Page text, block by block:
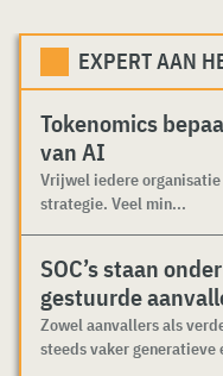
EXPERT AAN
Tokenomics
van AI
Vrijwel iedere
strategie. Veel min...
SOC’s staan
gestuurde
Zowel aanvallers als
steeds vaker generatieve